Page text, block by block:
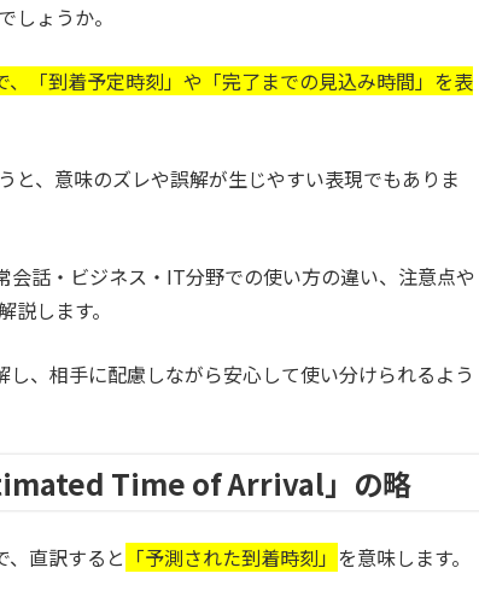
しょうか。
「到着予定時刻」や「完了までの見込み時間」を表
と、意味のズレや誤解が生じやすい表現でもありま
話・ビジネス・IT分野での使い方の違い、注意点や
します。
、相手に配慮しながら安心して使い分けられるよう
Time of Arrival」の略
直訳すると 「予測された到着時刻」 を意味します。